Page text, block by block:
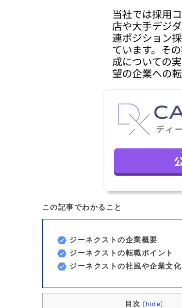
この記事でわかること
ジーネクストの企業概要
ジーネクストの転職ポイント
ジーネクストの社風や企業文化
目次 [ hide]